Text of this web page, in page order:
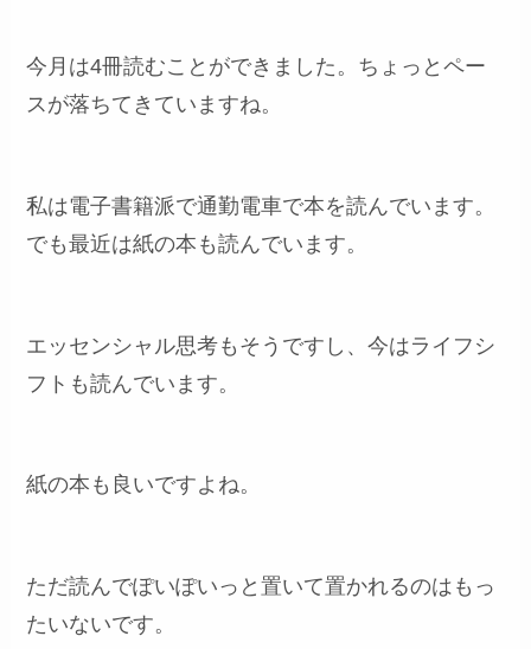
今月は4冊読むことができました。ちょっとペー
スが落ちてきていますね。
私は電子書籍派で通勤電車で本を読んでいます。
でも最近は紙の本も読んでいます。
エッセンシャル思考もそうですし、今はライフシ
フトも読んでいます。
紙の本も良いですよね。
ただ読んでぽいぽいっと置いて置かれるのはもっ
たいないです。